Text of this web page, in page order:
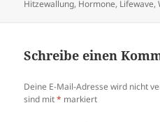
Hitzewallung, Hormone, Lifewave,
Schreibe einen
Deine E-Mail-Adresse wird nicht
sind mit* markiert